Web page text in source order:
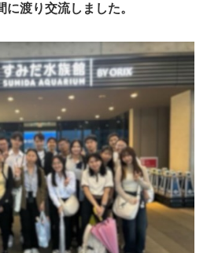
渡り交流しました。